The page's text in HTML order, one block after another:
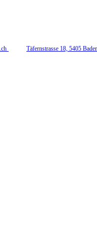
Täfernstrasse 18, 5405